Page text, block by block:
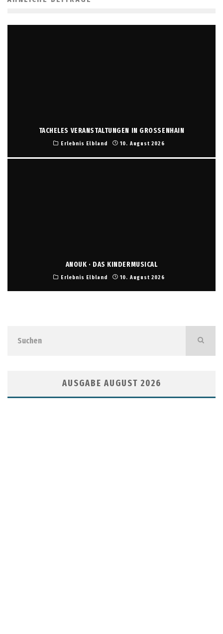
TACHELES VERANSTALTUNGEN IN GROSSENHAIN
Erlebnis Elbland 10. August 2026
ANOUK · DAS KINDERMUSICAL
Erlebnis Elbland 10. August 2026
AUSGABE AUGUST 2026